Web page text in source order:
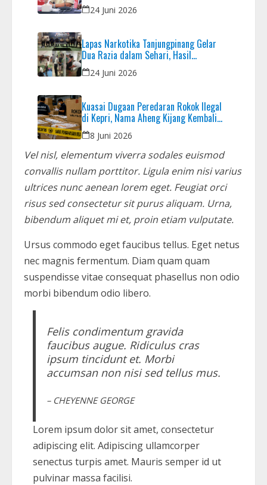
Strategis Daerah
24 Juni 2026
Lapas Narkotika Tanjungpinang Gelar
Dua Razia dalam Sehari, Hasil
Pemeriksaan Nihil Barang Terlarang
24 Juni 2026
Kuasai Dugaan Peredaran Rokok Ilegal
di Kepri, Nama Aheng Kijang Kembali
Disorot
8 Juni 2026
Vel nisl, elementum viverra sodales euismod
convallis nullam porttitor. Ligula enim nisi varius
ultrices nunc aenean lorem eget. Feugiat orci
risus sed consectetur sit purus aliquam. Urna,
bibendum aliquet mi et, proin etiam vulputate.
Ursus commodo eget faucibus tellus. Eget netus
nec magnis fermentum. Diam quam quam
suspendisse vitae consequat phasellus non odio
morbi bibendum odio libero.
Felis condimentum gravida
faucibus augue. Ridiculus cras
ipsum tincidunt et. Morbi
accumsan non nisi sed tellus mus.
– CHEYENNE GEORGE
Lorem ipsum dolor sit amet, consectetur
adipiscing elit. Adipiscing ullamcorper
senectus turpis amet. Mauris semper id ut
pulvinar massa facilisi.